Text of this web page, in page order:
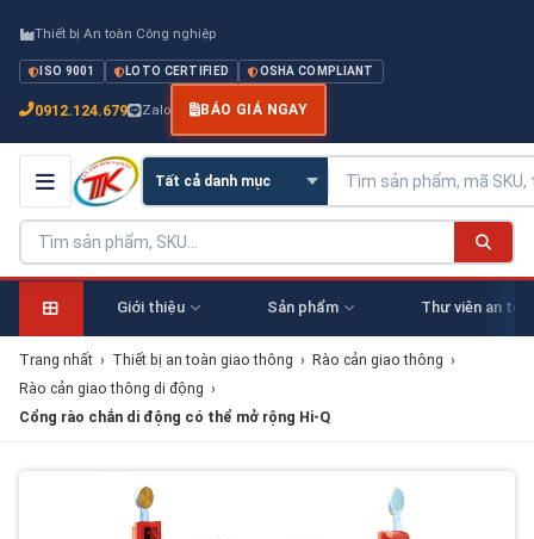
Thiết bị An toàn Công nghiệp
ISO 9001 LOTO CERTIFIED OSHA COMPLIANT
0912.124.679 Zalo BÁO GIÁ NGAY
Giới thiệu Sản phẩm Thư viên an
Trang nhất › Thiết bị an toàn giao thông › Rào cản giao thông ›
Rào cản giao thông di động ›
Cổng rào chắn di động có thể mở rộng Hi-Q